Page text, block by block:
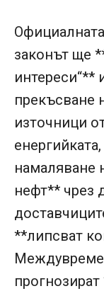
законът ще
интереси“**
прекъсване
източници
намаляване
нефт** чрез
**липсват